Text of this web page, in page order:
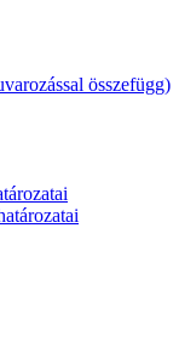
összefügg)